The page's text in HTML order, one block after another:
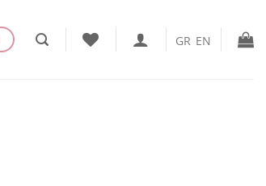
GR EN